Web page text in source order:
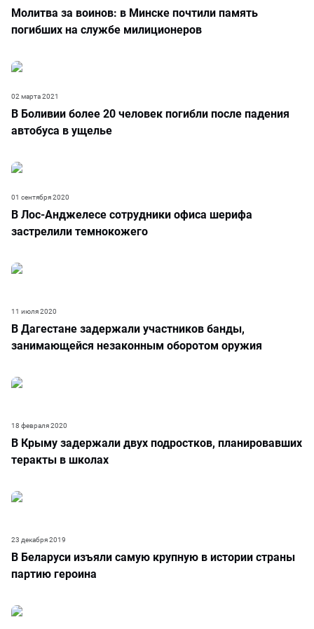
Молитва за воинов: в Минске почтили память
погибших на службе милиционеров
В Боливии более 20 человек погибли после падения
автобуса в ущелье
02 марта 2021
В Лос-Анджелесе сотрудники офиса шерифа
застрелили темнокожего
01 сентября 2020
В Дагестане задержали участников банды,
занимающейся незаконным оборотом оружия
11 июля 2020
В Крыму задержали двух подростков, планировавших
теракты в школах
18 февраля 2020
В Беларуси изъяли самую крупную в истории страны
партию героина
23 декабря 2019